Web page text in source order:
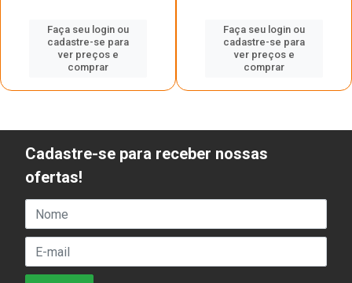
Faça seu login ou
cadastre-se para
ver preços e
comprar
Faça seu login ou
cadastre-se para
ver preços e
comprar
Cadastre-se para receber nossas
ofertas!